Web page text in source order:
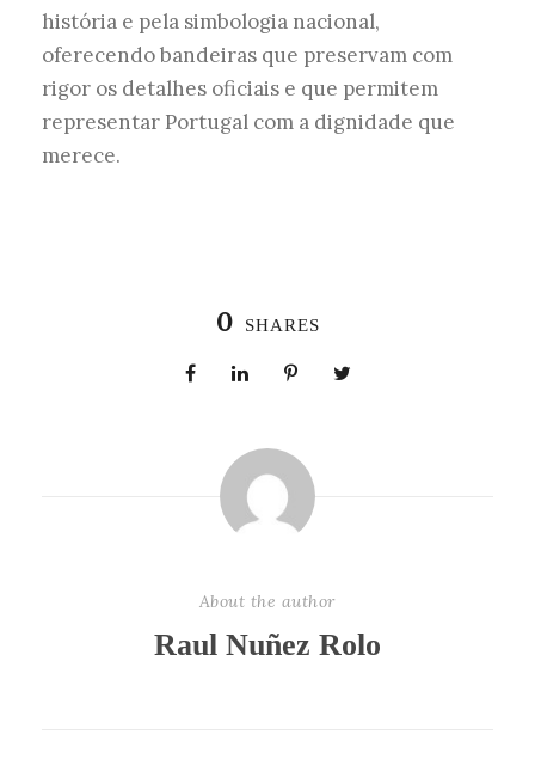
história e pela simbologia nacional,
oferecendo bandeiras que preservam com
rigor os detalhes oficiais e que permitem
representar Portugal com a dignidade que
merece.
0 SHARES
About the author
Raul Nuñez Rolo